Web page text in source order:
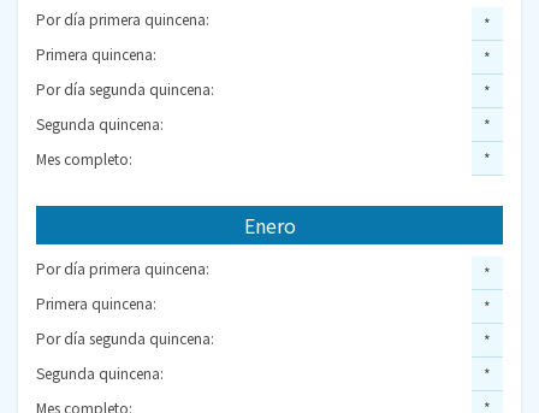
Por día primera quincena:
Primera quincena:
Por día segunda quincena:
Segunda quincena:
Mes completo:
*
*
*
*
*
Enero
Por día primera quincena:
Primera quincena:
Por día segunda quincena:
Segunda quincena:
Mes completo:
*
*
*
*
*